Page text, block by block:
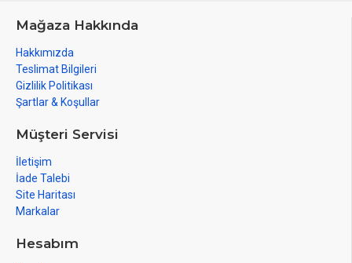
Mağaza Hakkında
Hakkımızda
Teslimat Bilgileri
Gizlilik Politikası
Şartlar & Koşullar
Müşteri Servisi
İletişim
İade Talebi
Site Haritası
Markalar
Hesabım